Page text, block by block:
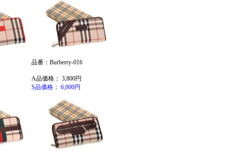
品番：Burberry-016
A品価格： 3,800円
S品価格： 6,000円